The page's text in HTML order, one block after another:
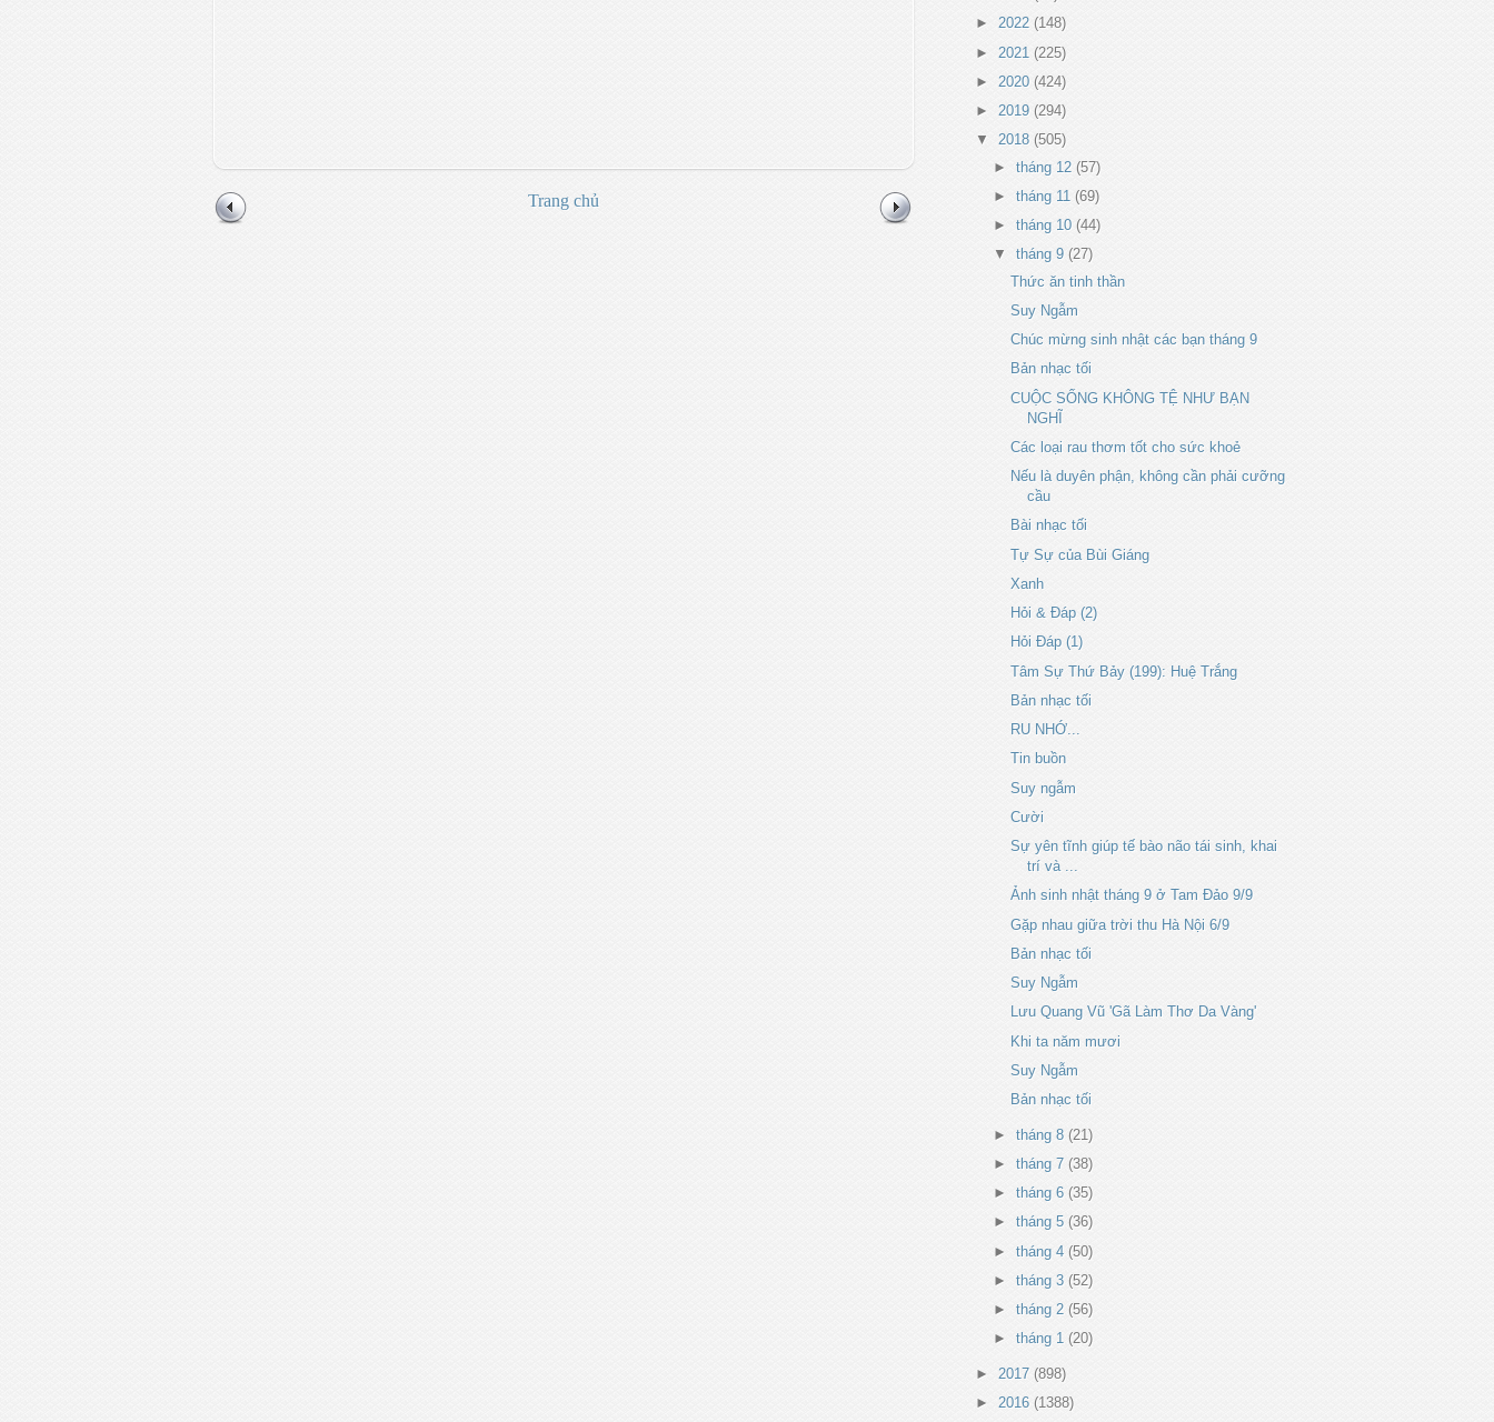
Trang chủ
► 2022 (148)
► 2021 (225)
► 2020 (424)
► 2019 (294)
▼ 2018 (505)
► tháng 12 (57)
► tháng 11 (69)
► tháng 10 (44)
▼ tháng 9 (27)
Thức ăn tinh thần
Suy Ngẫm
Chúc mừng sinh nhật các bạn tháng 9
Bản nhạc tối
CUỘC SỐNG KHÔNG TỆ NHƯ BẠN
NGHĨ
Các loại rau thơm tốt cho sức khoẻ
Nếu là duyên phận, không cần phải cưỡng
cầu
Bài nhạc tối
Tự Sự của Bùi Giáng
Xanh
Hỏi & Đáp (2)
Hỏi Đáp (1)
Tâm Sự Thứ Bảy (199): Huệ Trắng
Bản nhạc tối
RU NHỚ...
Tin buồn
Suy ngẫm
Cười
Sự yên tĩnh giúp tế bào não tái sinh, khai
trí và ...
Ảnh sinh nhật tháng 9 ở Tam Đảo 9/9
Gặp nhau giữa trời thu Hà Nội 6/9
Bản nhạc tối
Suy Ngẫm
Lưu Quang Vũ 'Gã Làm Thơ Da Vàng'
Khi ta năm mươi
Suy Ngẫm
Bản nhạc tối
► tháng 8 (21)
► tháng 7 (38)
► tháng 6 (35)
► tháng 5 (36)
► tháng 4 (50)
► tháng 3 (52)
► tháng 2 (56)
► tháng 1 (20)
► 2017 (898)
► 2016 (1388)